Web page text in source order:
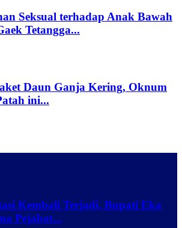
Seksual terhadap Anak Bawah
Tetangga...
Daun Ganja Kering, Oknum
ini...
Kembali Terjadi, Bupati Eka
Pejabat...